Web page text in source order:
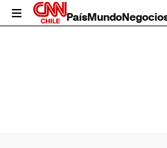
PaísMundo